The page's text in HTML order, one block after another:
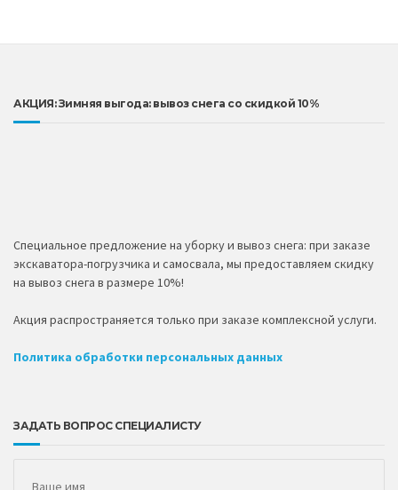
АКЦИЯ: Зимняя выгода: вывоз снега со скидкой 10%
Специальное предложение на уборку и вывоз снега: при заказе
экскаватора-погрузчика и самосвала, мы предоставляем скидку
на вывоз снега в размере 10%!
Акция распространяется только при заказе комплексной услуги.
Политика обработки персональных данных
ЗАДАТЬ ВОПРОС СПЕЦИАЛИСТУ